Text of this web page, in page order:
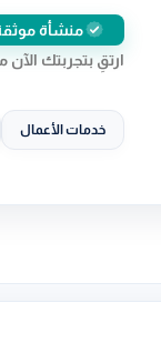
منشأة
ارتقِ بتجربتك الآن
خدمات الأعمال